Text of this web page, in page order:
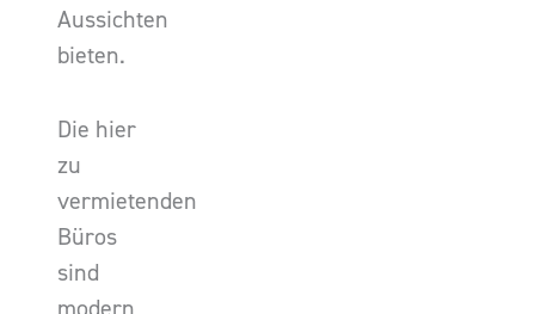
Aussichten
bieten.
Die hier
zu
vermietenden
Büros
sind